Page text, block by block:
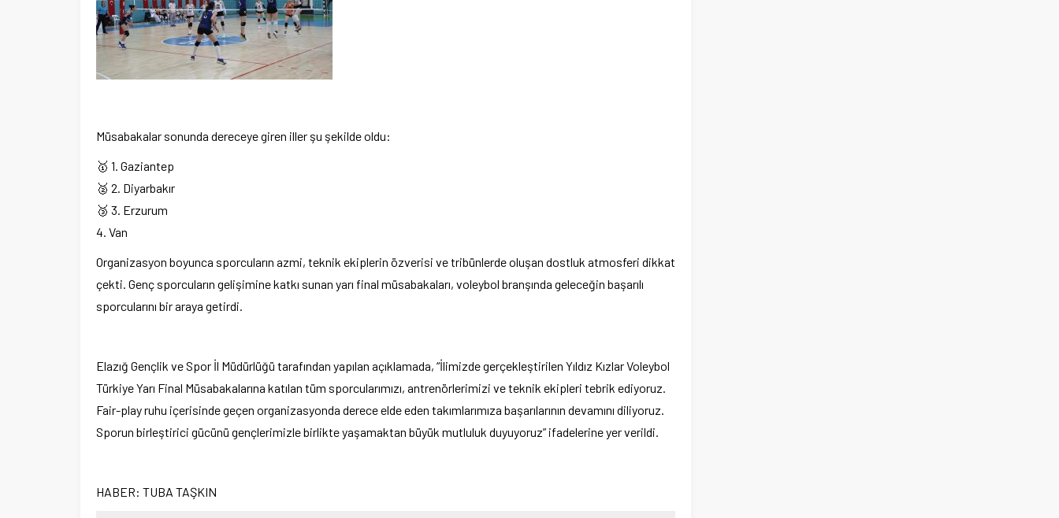
Müsabakalar sonunda dereceye giren iller şu şekilde oldu:
🥇 1. Gaziantep
🥈 2. Diyarbakır
🥉 3. Erzurum
4. Van
Organizasyon boyunca sporcuların azmi, teknik ekiplerin özverisi ve tribünlerde oluşan dostluk atmosferi dikkat
çekti. Genç sporcuların gelişimine katkı sunan yarı final müsabakaları, voleybol branşında geleceğin başarılı
sporcularını bir araya getirdi.
Elazığ Gençlik ve Spor İl Müdürlüğü tarafından yapılan açıklamada, “İlimizde gerçekleştirilen Yıldız Kızlar Voleybol
Türkiye Yarı Final Müsabakalarına katılan tüm sporcularımızı, antrenörlerimizi ve teknik ekipleri tebrik ediyoruz.
Fair-play ruhu içerisinde geçen organizasyonda derece elde eden takımlarımıza başarılarının devamını diliyoruz.
Sporun birleştirici gücünü gençlerimizle birlikte yaşamaktan büyük mutluluk duyuyoruz” ifadelerine yer verildi.
HABER: TUBA TAŞKIN